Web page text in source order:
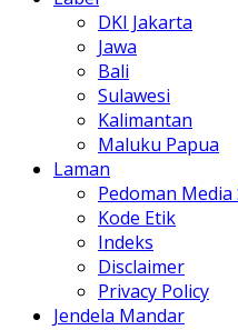
DKI Jakarta
Jawa
Bali
Sulawesi
Kalimantan
Maluku Papua
Laman
Pedoman Media
Kode Etik
Indeks
Disclaimer
Privacy Policy
Jendela Mandar